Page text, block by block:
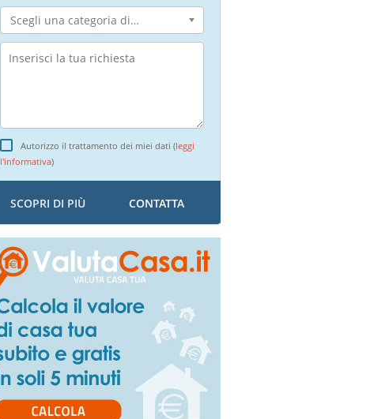
Scegli una categoria di intervento...
Autorizzo il trattamento dei miei dati (leggi
l'informativa)
SCOPRI DI PIÙ CONTATTA